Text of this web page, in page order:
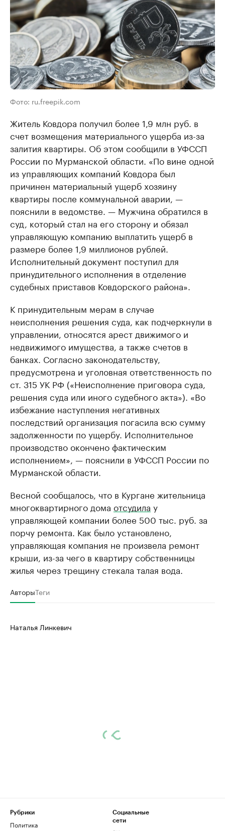
Фото: ru.freepik.com
Житель Ковдора получил более 1,9 млн руб. в
счет возмещения материального ущерба из-за
залития квартиры. Об этом сообщили в УФССП
России по Мурманской области. «По вине одной
из управляющих компаний Ковдора был
причинен материальный ущерб хозяину
квартиры после коммунальной аварии, —
пояснили в ведомстве. — Мужчина обратился в
суд, который стал на его сторону и обязал
управляющую компанию выплатить ущерб в
размере более 1,9 миллионов рублей.
Исполнительный документ поступил для
принудительного исполнения в отделение
судебных приставов Ковдорского района».
К принудительным мерам в случае
неисполнения решения суда, как подчеркнули в
управлении, относятся арест движимого и
недвижимого имущества, а также счетов в
банках. Согласно законодательству,
предусмотрена и уголовная ответственность по
ст. 315 УК РФ («Неисполнение приговора суда,
решения суда или иного судебного акта»). «Во
избежание наступления негативных
последствий организация погасила всю сумму
задолженности по ущербу. Исполнительное
производство окончено фактическим
исполнением», — пояснили в УФССП России по
Мурманской области.
Весной сообщалось, что в Кургане жительница
многоквартирного дома отсудила у
управляющей компании более 500 тыс. руб. за
порчу ремонта. Как было установлено,
управляющая компания не произвела ремонт
крыши, из-за чего в квартиру собственницы
жилья через трещину стекала талая вода.
АвторыТеги
Наталья Линкевич
Рубрики
Политика
Социальные
сети